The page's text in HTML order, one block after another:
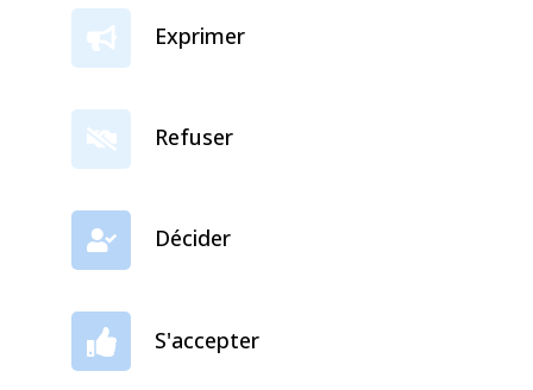
Exprimer
Refuser
Décider
S'accepter